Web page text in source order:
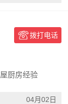
拨打电话
厨房经验
04月02日